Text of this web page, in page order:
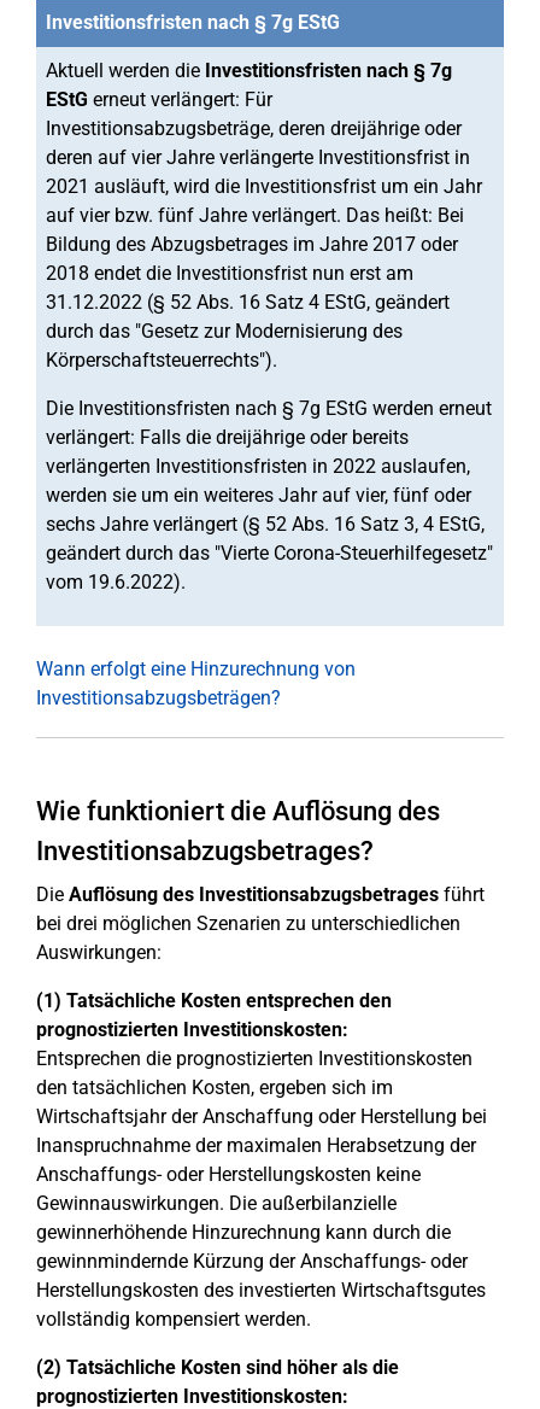
Investitionsfristen nach § 7g EStG
Aktuell werden die Investitionsfristen nach § 7g
EStG erneut verlängert: Für
Investitionsabzugsbeträge, deren dreijährige oder
deren auf vier Jahre verlängerte Investitionsfrist in
2021 ausläuft, wird die Investitionsfrist um ein Jahr
auf vier bzw. fünf Jahre verlängert. Das heißt: Bei
Bildung des Abzugsbetrages im Jahre 2017 oder
2018 endet die Investitionsfrist nun erst am
31.12.2022 (§ 52 Abs. 16 Satz 4 EStG, geändert
durch das "Gesetz zur Modernisierung des
Körperschaftsteuerrechts").
Die Investitionsfristen nach § 7g EStG werden erneut
verlängert: Falls die dreijährige oder bereits
verlängerten Investitionsfristen in 2022 auslaufen,
werden sie um ein weiteres Jahr auf vier, fünf oder
sechs Jahre verlängert (§ 52 Abs. 16 Satz 3, 4 EStG,
geändert durch das "Vierte Corona-Steuerhilfegesetz"
vom 19.6.2022).
Wann erfolgt eine Hinzurechnung von
Investitionsabzugsbeträgen?
Wie funktioniert die Auflösung des
Investitionsabzugsbetrages?
Die Auflösung des Investitionsabzugsbetrages führt
bei drei möglichen Szenarien zu unterschiedlichen
Auswirkungen:
(1) Tatsächliche Kosten entsprechen den
prognostizierten Investitionskosten:
Entsprechen die prognostizierten Investitionskosten
den tatsächlichen Kosten, ergeben sich im
Wirtschaftsjahr der Anschaffung oder Herstellung bei
Inanspruchnahme der maximalen Herabsetzung der
Anschaffungs- oder Herstellungskosten keine
Gewinnauswirkungen. Die außerbilanzielle
gewinnerhöhende Hinzurechnung kann durch die
gewinnmindernde Kürzung der Anschaffungs- oder
Herstellungskosten des investierten Wirtschaftsgutes
vollständig kompensiert werden.
(2) Tatsächliche Kosten sind höher als die
prognostizierten Investitionskosten: